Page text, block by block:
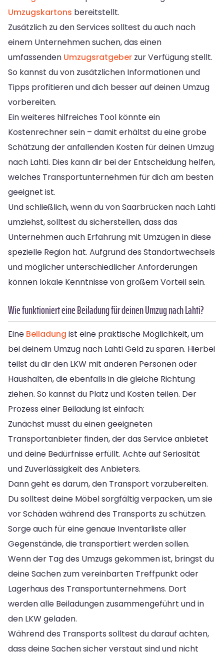
Umzugskartons bereitstellt.
Zusätzlich zu den Services solltest du auch nach
einem Unternehmen suchen, das einen
umfassenden Umzugsratgeber zur Verfügung stellt.
So kannst du von zusätzlichen Informationen und
Tipps profitieren und dich besser auf deinen Umzug
vorbereiten.
Ein weiteres hilfreiches Tool könnte ein
Kostenrechner sein – damit erhältst du eine grobe
Schätzung der anfallenden Kosten für deinen Umzug
nach Lahti. Dies kann dir bei der Entscheidung helfen,
welches Transportunternehmen für dich am besten
geeignet ist.
Und schließlich, wenn du von Saarbrücken nach Lahti
umziehst, solltest du sicherstellen, dass das
Unternehmen auch Erfahrung mit Umzügen in diese
spezielle Region hat. Aufgrund des Standortwechsels
und möglicher unterschiedlicher Anforderungen
können lokale Kenntnisse von großem Vorteil sein.
Wie funktioniert eine Beiladung für deinen Umzug nach Lahti?
Eine Beiladung ist eine praktische Möglichkeit, um
bei deinem Umzug nach Lahti Geld zu sparen. Hierbei
teilst du dir den LKW mit anderen Personen oder
Haushalten, die ebenfalls in die gleiche Richtung
ziehen. So kannst du Platz und Kosten teilen. Der
Prozess einer Beiladung ist einfach:
Zunächst musst du einen geeigneten
Transportanbieter finden, der das Service anbietet
und deine Bedürfnisse erfüllt. Achte auf Seriosität
und Zuverlässigkeit des Anbieters.
Dann geht es darum, den Transport vorzubereiten.
Du solltest deine Möbel sorgfältig verpacken, um sie
vor Schäden während des Transports zu schützen.
Sorge auch für eine genaue Inventarliste aller
Gegenstände, die transportiert werden sollen.
Wenn der Tag des Umzugs gekommen ist, bringst du
deine Sachen zum vereinbarten Treffpunkt oder
Lagerhaus des Transportunternehmens. Dort
werden alle Beiladungen zusammengeführt und in
den LKW geladen.
Während des Transports solltest du darauf achten,
dass deine Sachen sicher verstaut sind und nicht